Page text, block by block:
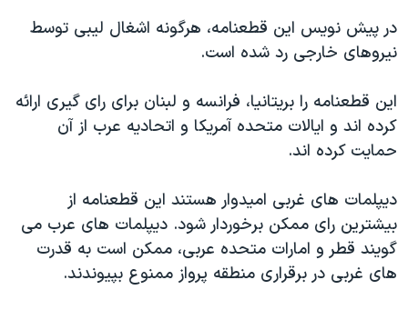
در پیش نویس این قطعنامه، هرگونه اشغال لیبی توسط
نیروهای خارجی رد شده است.
این قطعنامه را بریتانیا، فرانسه و لبنان برای رای گیری ارائه
کرده اند و ایالات متحده آمریکا و اتحادیه عرب از آن
حمایت کرده اند.
دیپلمات های غربی امیدوار هستند این قطعنامه از
بیشترین رای ممکن برخوردار شود. دیپلمات های عرب می
گویند قطر و امارات متحده عربی، ممکن است به قدرت
های غربی در برقراری منطقه پرواز ممنوع بپیوندند.